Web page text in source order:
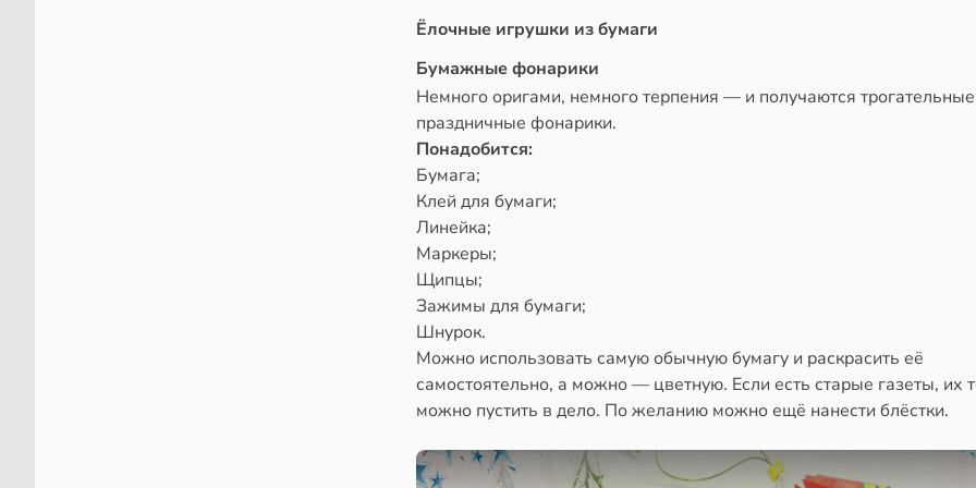
Ёлочные игрушки из бумаги
Бумажные фонарики
Немного оригами, немного терпения — и получаются трогательные
праздничные фонарики.
Понадобится:
Бумага;
Клей для бумаги;
Линейка;
Маркеры;
Щипцы;
Зажимы для бумаги;
Шнурок.
Можно использовать самую обычную бумагу и раскрасить её
самостоятельно, а можно — цветную. Если есть старые газеты, их
можно пустить в дело. По желанию можно ещё нанести блёстки.